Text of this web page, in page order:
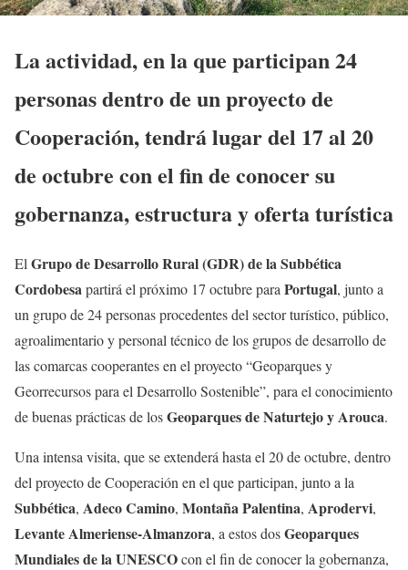
La actividad, en la que participan 24
personas dentro de un proyecto de
Cooperación, tendrá lugar del 17 al 20
de octubre con el fin de conocer su
gobernanza, estructura y oferta turística
El Grupo de Desarrollo Rural (GDR) de la Subbética
Cordobesapartirá el próximo 17 octubre para Portugal, junto a
un grupo de 24 personas procedentes del sector turístico, público,
agroalimentario y personal técnico de los grupos de desarrollo de
las comarcas cooperantes en el proyecto “Geoparques y
Georrecursos para el Desarrollo Sostenible”, para el conocimiento
de buenas prácticas de losGeoparques de Naturtejo y Arouca.
Una intensa visita, que se extenderá hasta el 20 de octubre, dentro
del proyecto de Cooperación en el que participan, junto a la
Subbética, Adeco Camino, Montaña Palentina, Aprodervi,
Levante Almeriense-Almanzora, a estos dosGeoparques
Mundiales de la UNESCOcon el fin de conocer la gobernanza,